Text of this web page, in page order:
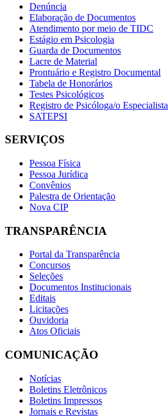
Denúncia
Elaboração de Documentos
Atendimento por meio de TIDC
Estágio em Psicologia
Guarda de Documentos
Lacre de Material
Prontuário e Registro Documental
Tabela de Honorários
Testes Psicológicos
Registro de Psicóloga/o Especialista
SATEPSI
SERVIÇOS
Pessoa Física
Pessoa Jurídica
Convênios
Palestra de Orientação
Nova CIP
TRANSPARÊNCIA
Portal da Transparência
Concursos
Seleções
Documentos Institucionais
Editais
Licitações
Ouvidoria
Atos Oficiais
COMUNICAÇÃO
Notícias
Boletins Eletrônicos
Boletins Impressos
Jornais e Revistas